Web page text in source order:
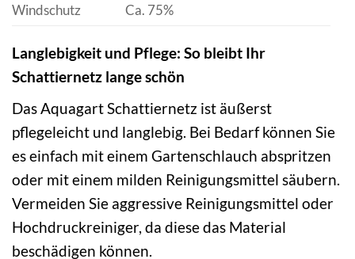
Windschutz
Ca. 75%
Langlebigkeit und Pflege: So bleibt Ihr
Schattiernetz lange schön
Das Aquagart Schattiernetz ist äußerst
pflegeleicht und langlebig. Bei Bedarf können Sie
es einfach mit einem Gartenschlauch abspritzen
oder mit einem milden Reinigungsmittel säubern.
Vermeiden Sie aggressive Reinigungsmittel oder
Hochdruckreiniger, da diese das Material
beschädigen können.